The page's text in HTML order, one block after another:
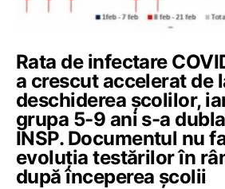
Rata de infectare
a crescut accelerat de
deschiderea școlilor,
grupa 5-9 ani s-a
INSP. Documentul nu
evoluția testărilor în
după începerea școlii